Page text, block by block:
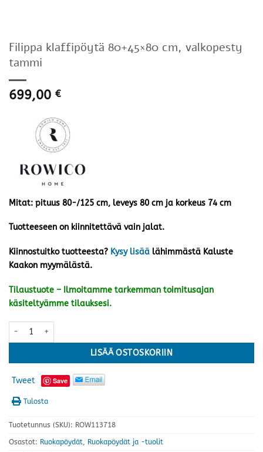
Filippa klaffipöytä 80+45×80 cm, valkopesty
tammi
699,00 €
Mitat: pituus 80-/125 cm, leveys 80 cm ja korkeus 74 cm
Tuotteeseen on kiinnitettävä vain jalat.
Kiinnostuitko tuotteesta? Kysy lisää lähimmästä Kaluste
Kaakon myymälästä.
Tilaustuote – Ilmoitamme tarkemman toimitusajan
käsiteltyämme tilauksesi.
Filippa klaffipöytä 80+45x80 cm, valkopesty tammi määrä
LISÄÄ OSTOSKORIIN
Tweet Save
Tulosta
Tuotetunnus (SKU): ROW113718
Osastot: Ruokapöydät, Ruokapöydät ja -tuolit